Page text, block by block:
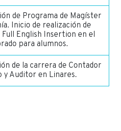
de Programa de Magíster
Inicio de realización de
Full English Insertion en el
para alumnos.
de la carrera de Contador
y Auditor en Linares.